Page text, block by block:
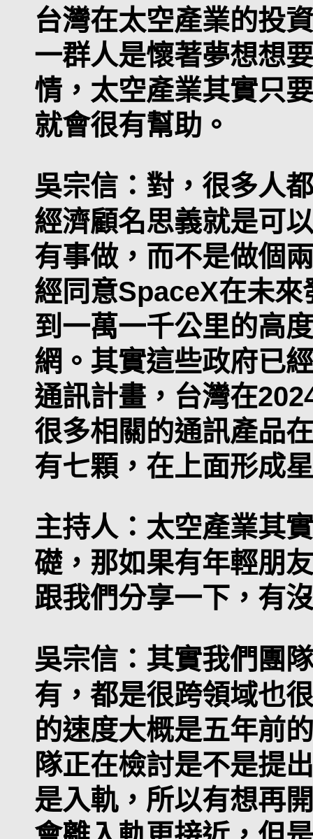
台灣在太空產業的投
一群人是懷著夢想想
情，太空產業其實只
就會很有幫助。
吳宗信： 對，很多人
經濟顧名思義就是可
有事做，而不是做個
經同意SpaceX在未
到一萬一千公里的高
網。其實這些政府已
通訊計畫，台灣在
很多相關的通訊產品
有七顆，在上面形成
主持人： 太空產業其
礎，那如果有年輕朋
跟我們分享一下，有
吳宗信 ：其實我們團
有，都是很跨領域也
的速度大概是五年前
隊正在檢討是不是提
是入軌，所以有想再